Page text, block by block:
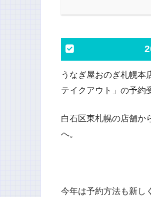
うなぎ屋おのぎ札幌本
テイクアウト」の予約
白石区東札幌の店舗か
へ。
今年は予約方法も新し